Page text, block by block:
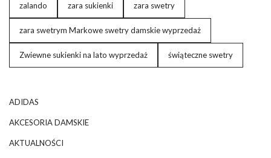
zalando zara sukienki zara swetry
zara swetrym Markowe swetry damskie wyprzedaż
Zwiewne sukienki na lato wyprzedaż świąteczne swetry
ADIDAS
AKCESORIA DAMSKIE
AKTUALNOŚCI